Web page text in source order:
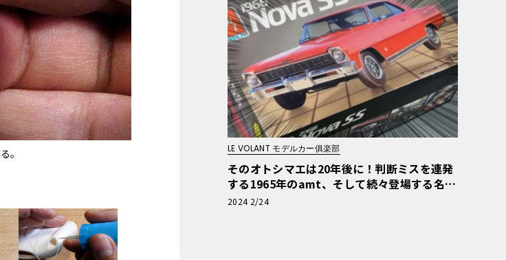
。 LE VOLANT モデルカー俱楽部
そのオトシマエは20年後に！判断ミスを連発
する1965年のamt、そして続々登場する名車
【アメリカンカープラモ・クロニクル】第21
2024 2/24